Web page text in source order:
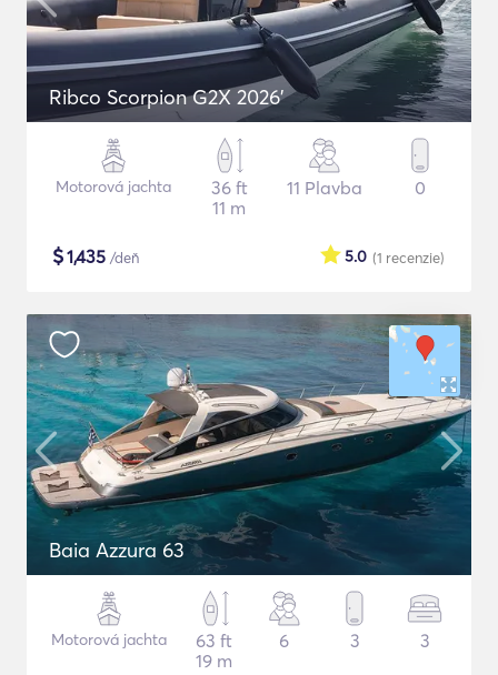
Ribco Scorpion G2X 2026'
Motorová jachta
36 ft
11 m
11 Plavba 0
$1,435 /deň (1 recenzie)
5.0
Baia Azzura 63
Motorová jachta
63 ft
19 m
6 3 3